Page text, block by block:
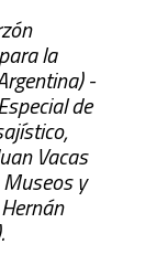
la
-
de
Vacas
y